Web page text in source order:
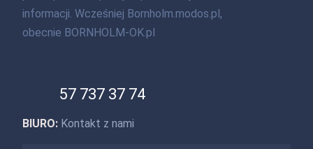
informacji. Wcześniej Bornholm.modos.pl,
obecnie BORNHOLM-OK.pl
57 737 37 74
BIURO: Kontakt z nami